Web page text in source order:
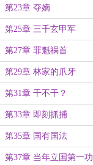
第23章 夺嫡
第25章 三千玄甲军
第27章 罪魁祸首
第29章 林家的爪牙
第31章 干不干？
第33章 即刻抓捕
第35章 国有国法
第37章 当年立国第一功